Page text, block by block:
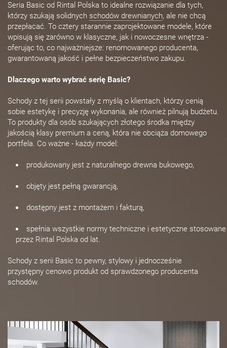
Seria Basic od Rintal Polska to idealne rozwiązanie dla tych,
którzy szukają solidnych schodów drewnianych, ale nie chcą
przepłacać. To cztery starannie zaprojektowane modele, które
wpisują się zarówno w klasyczne, jak i nowoczesne wnętrza -
oferując to, co najważniejsze: renomowanego producenta,
gwarantowaną jakość i pełne bezpieczeństwo zakupu.
Dlaczego warto wybrać serię Basic?
Schody z tej serii powstały z myślą o klientach, którzy cenią
sobie estetykę i precyzję wykonania, ale również pilnują budżetu.
To produkty dla osób szukających złotego środka między
jakością klasy premium a ceną, która nie obciąża domowego
portfela. Co ważne - każdy model:
produkowany jest z naturalnego drewna bukowego,
objęty jest pełną gwarancją,
dostępny jest z montażem i fakturą,
spełnia wszystkie normy techniczne i estetyczne stosowane
przez Rintal Polska od lat.
Schody z serii Basic to pewny, stylowy i jednocześnie
przystępny cenowo produkt od sprawdzonego producenta
schodów.